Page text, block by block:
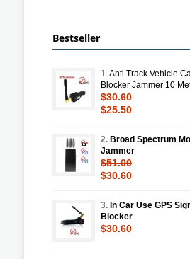
Bestseller
1.Anti Track Vehicle
Blocker Jammer 10
$30.60
$25.50
2. Broad Spectrum
Jammer
$51.00
$30.60
3. In Car Use GPS
Blocker
$30.60